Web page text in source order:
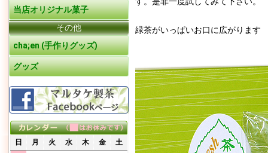
当店オリジナル菓子
その他
cha;en (手作りグッズ)
グッズ
日 月 火 水 木 金
土
緑茶がいっぱいお口に広がります